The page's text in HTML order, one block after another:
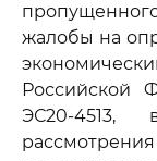
жалобы на
Российской
ЭС20-4513,